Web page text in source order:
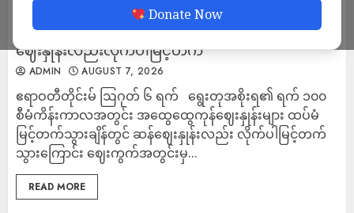
Donate Now
အထွေထွေကုန်ဈေးနှုန်းများ မြင့်တက်လာချိန်တွင် ဆန်
ဈေးနှုန်းလည်းလိုက်ပါမြင့်တက်
ADMIN AUGUST 7, 2026
ဧရာဝတီတိုင်းမ် ဩဂုတ် ၆ ရက် ရွေးတုအစိုးရ၏ ရက် ၁၀၀
စီမံကိန်းကာလအတွင်း အထွေထွေကုန်ဈေးနှုန်းများ ထပ်မံ
မြင့်တက်သွားချိန်တွင် ဆန်ဈေးနှုန်းလည်း လိုက်ပါမြင့်တက်
သွားကြောင်း ဈေးကွက်အတွင်းမှ...
READ MORE